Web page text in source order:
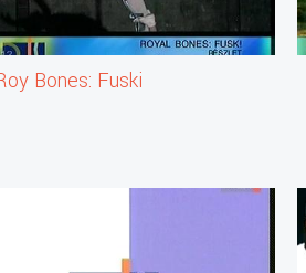
Bones: Fuski